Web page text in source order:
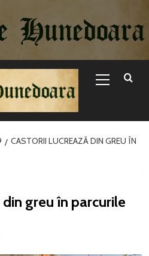
Menu
CASTORII LUCREAZĂ DIN GREU ÎN
greu în parcurile